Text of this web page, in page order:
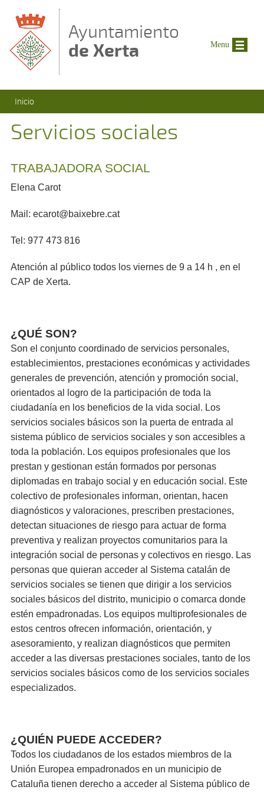
Ayuntamiento
de Xerta
Se encuentra usted aquí
Inicio
Servicios sociales
TRABAJADORA SOCIAL
Elena Carot
Mail: ecarot@baixebre.cat
Tel: 977 473 816
Atención al público todos los viernes de 9 a 14 h , en el
CAP de Xerta.
¿QUÉ SON?
Son el conjunto coordinado de servicios personales,
establecimientos, prestaciones económicas y actividades
generales de prevención, atención y promoción social,
orientados al logro de la participación de toda la
ciudadanía en los beneficios de la vida social. Los
servicios sociales básicos son la puerta de entrada al
sistema público de servicios sociales y son accesibles a
toda la población. Los equipos profesionales que los
prestan y gestionan están formados por personas
diplomadas en trabajo social y en educación social. Este
colectivo de profesionales informan, orientan, hacen
diagnósticos y valoraciones, prescriben prestaciones,
detectan situaciones de riesgo para actuar de forma
preventiva y realizan proyectos comunitarios para la
integración social de personas y colectivos en riesgo. Las
personas que quieran acceder al Sistema catalán de
servicios sociales se tienen que dirigir a los servicios
sociales básicos del distrito, municipio o comarca donde
estén empadronadas. Los equipos multiprofesionales de
estos centros ofrecen información, orientación, y
asesoramiento, y realizan diagnósticos que permiten
acceder a las diversas prestaciones sociales, tanto de los
servicios sociales básicos como de los servicios sociales
especializados.
¿QUIÉN PUEDE ACCEDER?
Todos los ciudadanos de los estados miembros de la
Unión Europea empadronados en un municipio de
Cataluña tienen derecho a acceder al Sistema público de
Menu